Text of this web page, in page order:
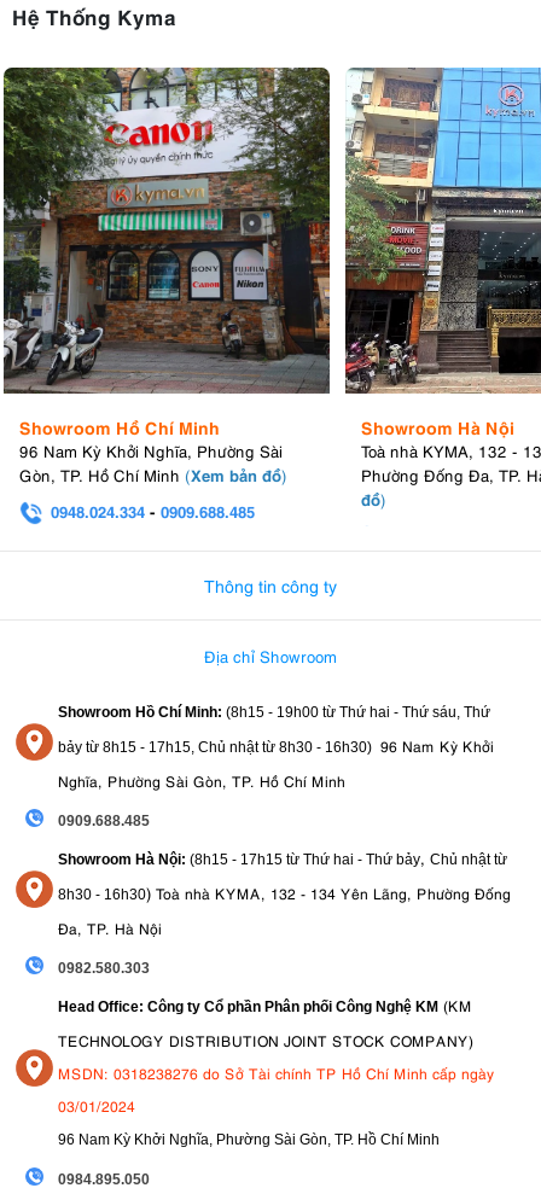
Hệ Thống Kyma
Showroom Hồ Chí Minh
96 Nam Kỳ Khởi Nghĩa, Phường Sài
Gòn, TP. Hồ Chí Minh (Xem bản đồ)
0948.024.334 - 0909.688.485
Showroom Hà Nội
Toà nhà KYMA, 132 -
Phường Đống Đa, TP.
đồ)
Thông tin công ty
Địa chỉ Showroom
Showroom Hồ Chí Minh: (8h15 - 19h00 từ Thứ hai - Thứ sáu, Thứ
bảy từ 8h15 - 17h15, Chủ nhật từ 8h30 - 16h30) 96 Nam Kỳ Khởi
Nghĩa, Phường Sài Gòn, TP. Hồ Chí Minh
0909.688.485
Showroom Hà Nội: (8h15 - 17h15 từ Thứ hai - Thứ bảy, Chủ nhật từ
8h30 - 16h30) Toà nhà KYMA, 132 - 134 Yên Lãng, Phường Đống
Đa, TP. Hà Nội
0982.580.303
Head Office: Công ty Cổ phần Phân phối Công Nghệ KM (KM
TECHNOLOGY DISTRIBUTION JOINT STOCK COMPANY)
MSDN: 0318238276 do Sở Tài chính TP Hồ Chí Minh cấp ngày
03/01/2024
96 Nam Kỳ Khởi Nghĩa, Phường Sài Gòn, TP. Hồ Chí Minh
0984.895.050